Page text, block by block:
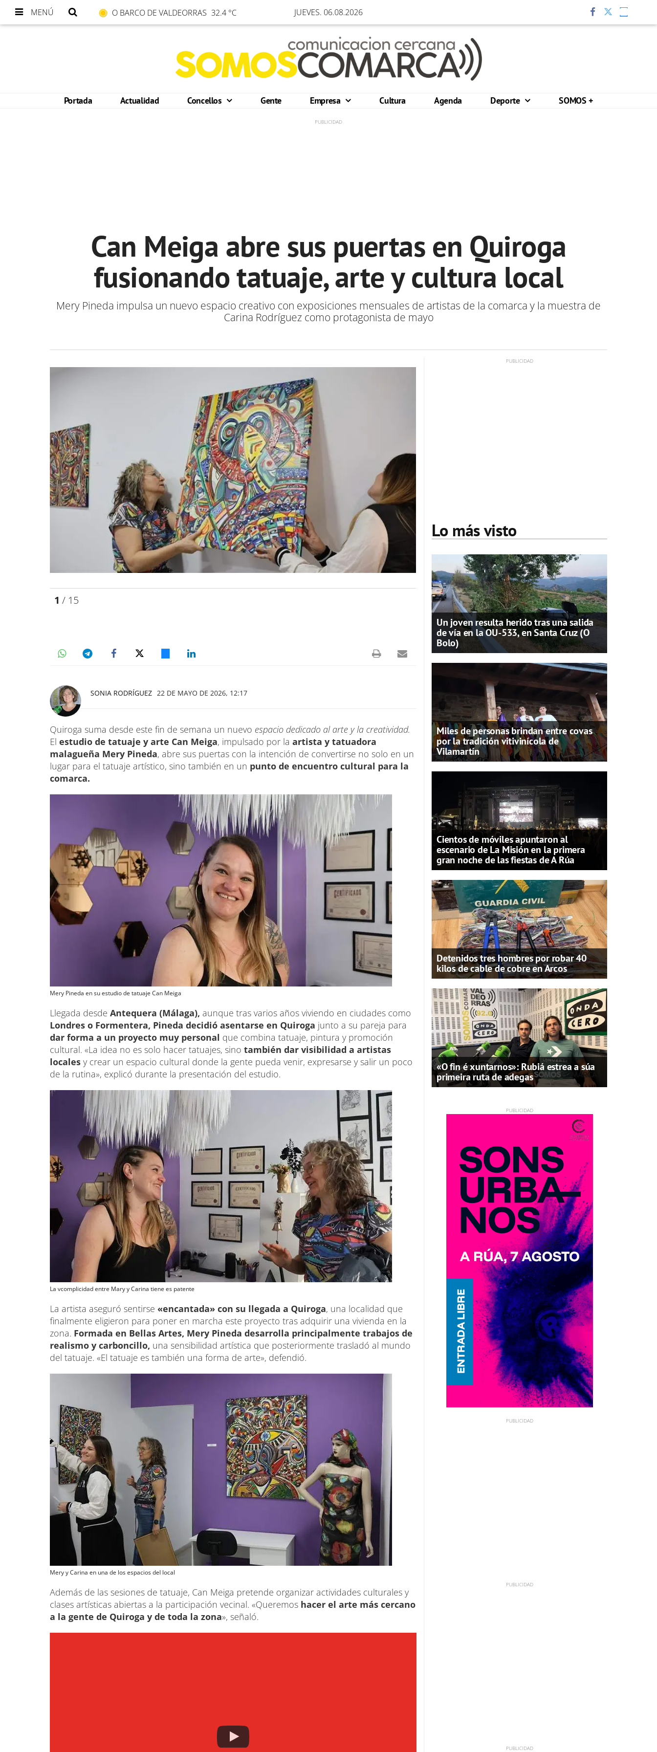
MENÚ O BARCO DE VALDEORRAS 32.4 °C JUEVES. 06.08.2026
Portada Actualidad Concellos Gente Empresa Cultura Agenda Deporte SOMOS +
Can Meiga abre sus puertas en Quiroga
fusionando tatuaje, arte y cultura local
Mery Pineda impulsa un nuevo espacio creativo con exposiciones mensuales de artistas de la comarca y la muestra de
Carina Rodríguez como protagonista de mayo
1 / 15
SONIA RODRÍGUEZ 22 DE MAYO DE 2026, 12:17
Quiroga suma desde este fin de semana un nuevo espacio dedicado al arte y la creatividad.
El estudio de tatuaje y arte Can Meiga, impulsado por la artista y tatuadora
malagueña Mery Pineda, abre sus puertas con la intención de convertirse no solo en un
lugar para el tatuaje artístico, sino también en un punto de encuentro cultural para la
comarca.
Mery Pineda en su estudio de tatuaje Can Meiga
Llegada desde Antequera (Málaga), aunque tras varios años viviendo en ciudades como
Londres o Formentera, Pineda decidió asentarse en Quiroga junto a su pareja para
dar forma a un proyecto muy personal que combina tatuaje, pintura y promoción
cultural. «La idea no es solo hacer tatuajes, sino también dar visibilidad a artistas
locales y crear un espacio cultural donde la gente pueda venir, expresarse y salir un poco
de la rutina», explicó durante la presentación del estudio.
La vcomplicidad entre Mary y Carina tiene es patente
La artista aseguró sentirse «encantada» con su llegada a Quiroga, una localidad que
finalmente eligieron para poner en marcha este proyecto tras adquirir una vivienda en la
zona. Formada en Bellas Artes, Mery Pineda desarrolla principalmente trabajos de
realismo y carboncillo, una sensibilidad artística que posteriormente trasladó al mundo
del tatuaje. «El tatuaje es también una forma de arte», defendió.
Mery y Carina en una de los espacios del local
Además de las sesiones de tatuaje, Can Meiga pretende organizar actividades culturales y
clases artísticas abiertas a la participación vecinal. «Queremos hacer el arte más cercano
a la gente de Quiroga y de toda la zona», señaló.
Lo más visto
Un joven resulta herido tras una salida
de vía en la OU-533, en Santa Cruz (O
Bolo)
Miles de personas brindan entre covas
por la tradición vitivinícola de
Vilamartín
Cientos de móviles apuntaron al
escenario de La Misión en la primera
gran noche de las fiestas de A Rúa
Detenidos tres hombres por robar 40
kilos de cable de cobre en Arcos
«O fin é xuntarnos»: Rubiá estrea a súa
primeira ruta de adegas